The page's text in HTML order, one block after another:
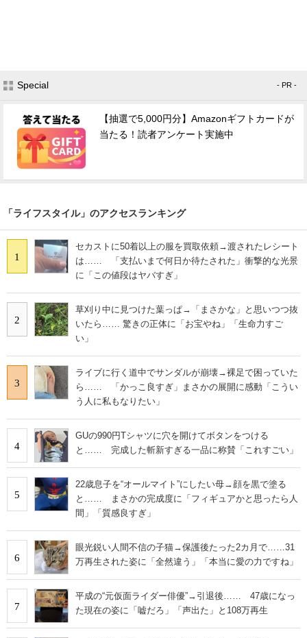
Special - PR -
【抽選で5,000円分】Amazonギフトカードが
当たる！読者アンケート実施中
「ライフスタイル」のアクセスランキング
1
セカストに50着以上の服を買取依頼→渡されたレシート
は…… 「支払いまで何日か待たされた」衝撃的な光景
に「この値段はヤバすぎ」
2
草刈り中に見つけた葉っぱ→「まさかな」と思いつつ抜
いたら…… 驚きの正体に「お宝やね」「生命力すご
い」
3
ライブに行く道中でサンダルが崩壊→裸足で困っていた
ら…… 「かっこ良すぎ」まさかの展開に感動「こうい
う人に私もなりたい」
4
GUの990円Tシャツに穴を開けてボタンをつける
と…… 完成した斬新すぎる一品に称賛「これすごい」
5
22歳息子を“オールマイト”にしたい母→顔を黒で塗る
と…… まさかの完成度に「フィギュアかと思ったら人
間」「質感良すぎ」
6
眼光鋭い人間不信の子猫→保護後たった2カ月で……31
万再生された姿に「全然違う」「本当に愛の力ですね」
7
平成の“元仮面ライダー俳優”→引退後…… 47歳になっ
た現在の姿に「嘘だろ」「声出た」と108万再生